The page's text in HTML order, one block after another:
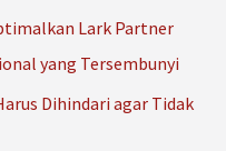
Lark Partner
yang Tersembunyi
Dihindari agar Tidak